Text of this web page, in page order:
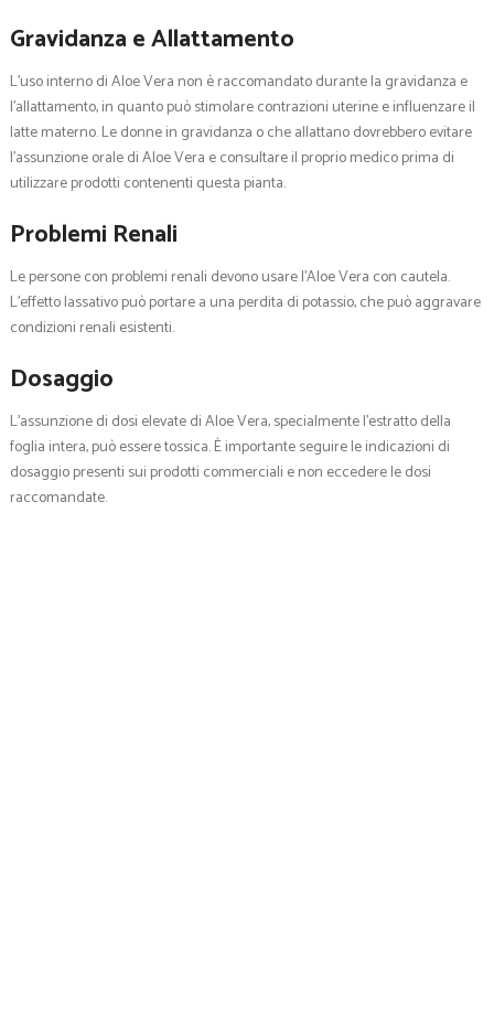
Gravidanza e Allattamento
L’uso interno di Aloe Vera non è raccomandato durante la gravidanza e
l’allattamento, in quanto può stimolare contrazioni uterine e influenzare il
latte materno. Le donne in gravidanza o che allattano dovrebbero evitare
l’assunzione orale di Aloe Vera e consultare il proprio medico prima di
utilizzare prodotti contenenti questa pianta.
Problemi Renali
Le persone con problemi renali devono usare l’Aloe Vera con cautela.
L’effetto lassativo può portare a una perdita di potassio, che può aggravare
condizioni renali esistenti.
Dosaggio
L’assunzione di dosi elevate di Aloe Vera, specialmente l’estratto della
foglia intera, può essere tossica. È importante seguire le indicazioni di
dosaggio presenti sui prodotti commerciali e non eccedere le dosi
raccomandate.